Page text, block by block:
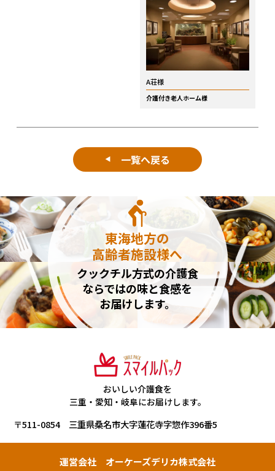
A荘様
介護付き老人ホーム様
◀ 一覧へ戻る
東海地方の
高齢者施設様へ
クックチル方式の介護食
ならではの味と食感を
お届けします。
おいしい介護食を
三重・愛知・岐阜にお届けします。
〒511-0854 三重県桑名市大字蓮花寺字惣作396番5
運営会社 オーケーズデリカ株式会社